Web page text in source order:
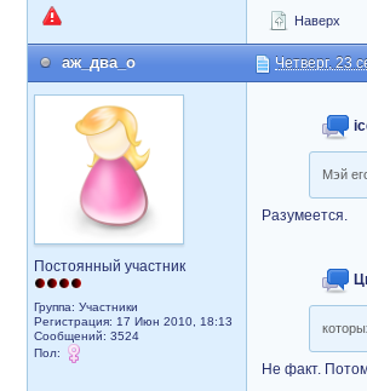
Наверх
аж_два_о Четверг, 23
Постоянный участник
Группа: Участники
Регистрация: 17 Июн 2010, 18:13
Сообщений: 3524
Пол:
Мэй
Разумеется.
Не факт.